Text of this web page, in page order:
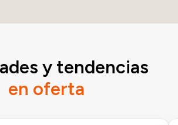
y tendencias
en oferta